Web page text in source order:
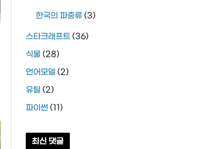
한국의 파충류(3)
스타크래프트(36)
식물(28)
언어모델(2)
유틸 (2)
파이썬(11)
최신 댓글